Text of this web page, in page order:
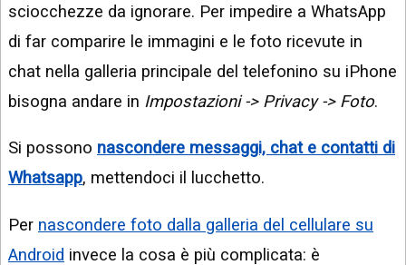
sciocchezze da ignorare. Per impedire a WhatsApp
di far comparire le immagini e le foto ricevute in
chat nella galleria principale del telefonino su iPhone
bisogna andare in Impostazioni -> Privacy -> Foto.
Si possono nascondere messaggi, chat e contatti di
Whatsapp, mettendoci il lucchetto.
Per nascondere foto dalla galleria del cellulare su
Android invece la cosa è più complicata: è